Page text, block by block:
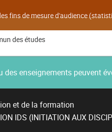
fins de mesure d'audience
des études
enseignements peuvent
et de la formation
IDS (INITIATION AUX